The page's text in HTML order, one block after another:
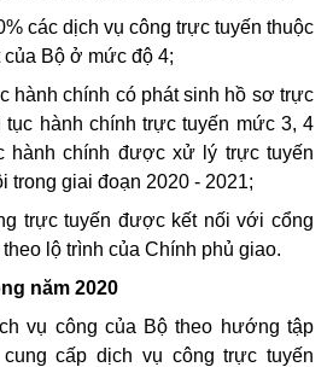
các dịch vụ công trực tuyến thuộc
Bộ ở mức độ 4;
hành chính có phát sinh hồ sơ trực
tục hành chính trực tuyến mức 3, 4
hành chính được xử lý trực tuyến
trong giai đoạn 2020 - 2021;
trực tuyến được kết nối với cổng
lộ trình của Chính phủ giao.
năm 2020
vụ công của Bộ theo hướng tập
cấp dịch vụ công trực tuyến